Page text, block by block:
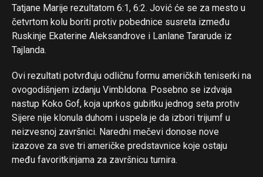
Tatjane Marije rezultatom 6:1, 6:2. Jović će se za mesto u
četvrtom kolu boriti protiv pobednice susreta između
Ruskinje Ekaterine Aleksandrove i Lanlane Tararude iz
Tajlanda.
Ovi rezultati potvrđuju odličnu formu američkih teniserki na
ovogodišnjem izdanju Vimbldona. Posebno se izdvaja
nastup Koko Gof, koja uprkos gubitku jednog seta protiv
Sijere nije klonula duhom i uspela je da izbori trijumf u
neizvesnoj završnici. Naredni mečevi donose nove
izazove za sve tri američke predstavnice koje ostaju
među favoritkinjama za završnicu turnira.